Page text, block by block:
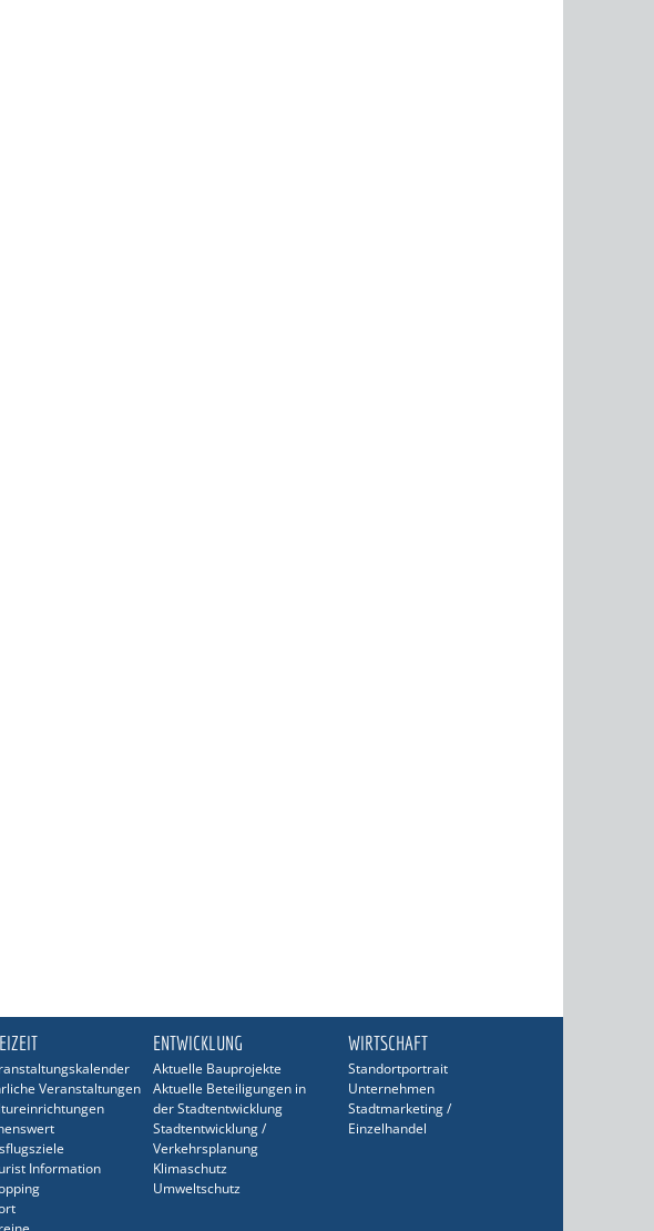
Veranstaltungen
Information
ENTWICKLUNG
Aktuelle Bauprojekte
Aktuelle Beteiligungen in
der Stadtentwicklung
Stadtentwicklung /
Verkehrsplanung
Klimaschutz
Umweltschutz
WIRTSCHAFT
Standortportrait
Unternehmen
Stadtmarketing /
Einzelhandel